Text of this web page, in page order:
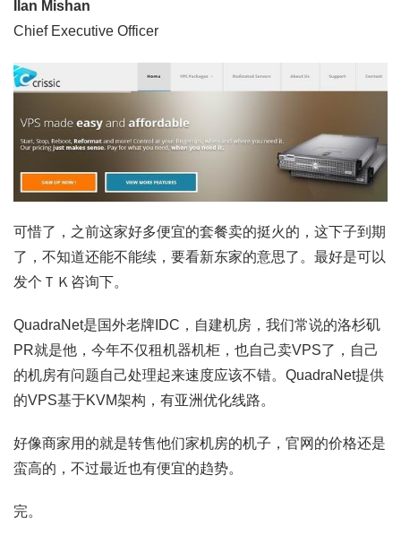
Ilan Mishan
Chief Executive Officer
可惜了，之前这家好多便宜的套餐卖的挺火的，这下子到期
了，不知道还能不能续，要看新东家的意思了。最好是可以
发个ＴＫ咨询下。
QuadraNet是国外老牌IDC，自建机房，我们常说的洛杉矶
PR就是他，今年不仅租机器机柜，也自己卖VPS了，自己
的机房有问题自己处理起来速度应该不错。QuadraNet提供
的VPS基于KVM架构，有亚洲优化线路。
好像商家用的就是转售他们家机房的机子，官网的价格还是
蛮高的，不过最近也有便宜的趋势。
完。